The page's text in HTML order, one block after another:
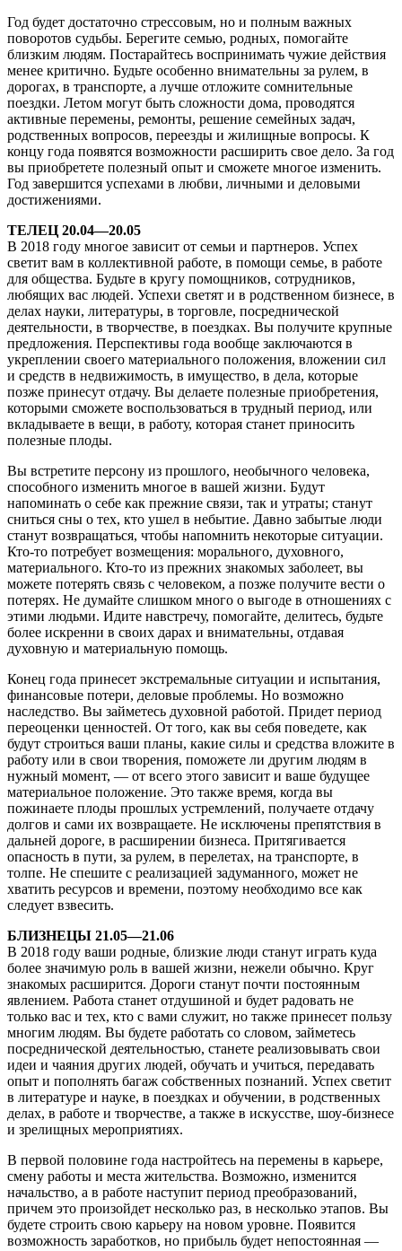
Год будет достаточно стрессовым, но и полным важных
поворотов судьбы. Берегите семью, родных, помогайте
близким людям. Постарайтесь воспринимать чужие действия
менее критично. Будьте особенно внимательны за рулем, в
дорогах, в транспорте, а лучше отложите сомнительные
поездки. Летом могут быть сложности дома, проводятся
активные перемены, ремонты, решение семейных задач,
родственных вопросов, переезды и жилищные вопросы. К
концу года появятся возможности расширить свое дело. За год
вы приобретете полезный опыт и сможете многое изменить.
Год завершится успехами в любви, личными и деловыми
достижениями.
ТЕЛЕЦ 20.04—20.05
В 2018 году многое зависит от семьи и партнеров. Успех
светит вам в коллективной работе, в помощи семье, в работе
для общества. Будьте в кругу помощников, сотрудников,
любящих вас людей. Успехи светят и в родственном бизнесе, в
делах науки, литературы, в торговле, посреднической
деятельности, в творчестве, в поездках. Вы получите крупные
предложения. Перспективы года вообще заключаются в
укреплении своего материального положения, вложении сил
и средств в недвижимость, в имущество, в дела, которые
позже принесут отдачу. Вы делаете полезные приобретения,
которыми сможете воспользоваться в трудный период, или
вкладываете в вещи, в работу, которая станет приносить
полезные плоды.
Вы встретите персону из прошлого, необычного человека,
способного изменить многое в вашей жизни. Будут
напоминать о себе как прежние связи, так и утраты; станут
сниться сны о тех, кто ушел в небытие. Давно забытые люди
станут возвращаться, чтобы напомнить некоторые ситуации.
Кто-то потребует возмещения: морального, духовного,
материального. Кто-то из прежних знакомых заболеет, вы
можете потерять связь с человеком, а позже получите вести о
потерях. Не думайте слишком много о выгоде в отношениях с
этими людьми. Идите навстречу, помогайте, делитесь, будьте
более искренни в своих дарах и внимательны, отдавая
духовную и материальную помощь.
Конец года принесет экстремальные ситуации и испытания,
финансовые потери, деловые проблемы. Но возможно
наследство. Вы займетесь духовной работой. Придет период
переоценки ценностей. От того, как вы себя поведете, как
будут строиться ваши планы, какие силы и средства вложите в
работу или в свои творения, поможете ли другим людям в
нужный момент, — от всего этого зависит и ваше будущее
материальное положение. Это также время, когда вы
пожинаете плоды прошлых устремлений, получаете отдачу
долгов и сами их возвращаете. Не исключены препятствия в
дальней дороге, в расширении бизнеса. Притягивается
опасность в пути, за рулем, в перелетах, на транспорте, в
толпе. Не спешите с реализацией задуманного, может не
хватить ресурсов и времени, поэтому необходимо все как
следует взвесить.
БЛИЗНЕЦЫ 21.05—21.06
В 2018 году ваши родные, близкие люди станут играть куда
более значимую роль в вашей жизни, нежели обычно. Круг
знакомых расширится. Дороги станут почти постоянным
явлением. Работа станет отдушиной и будет радовать не
только вас и тех, кто с вами служит, но также принесет пользу
многим людям. Вы будете работать со словом, займетесь
посреднической деятельностью, станете реализовывать свои
идеи и чаяния других людей, обучать и учиться, передавать
опыт и пополнять багаж собственных познаний. Успех светит
в литературе и науке, в поездках и обучении, в родственных
делах, в работе и творчестве, а также в искусстве, шоу-бизнесе
и зрелищных мероприятиях.
В первой половине года настройтесь на перемены в карьере,
смену работы и места жительства. Возможно, изменится
начальство, а в работе наступит период преобразований,
причем это произойдет несколько раз, в несколько этапов. Вы
будете строить свою карьеру на новом уровне. Появится
возможность заработков, но прибыль будет непостоянная —